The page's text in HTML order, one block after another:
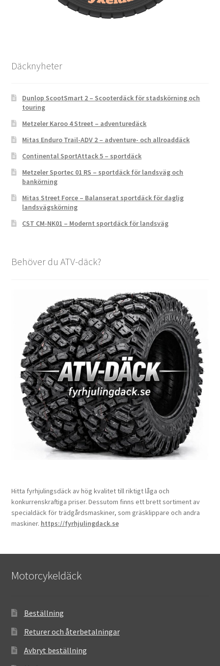
Däcknyheter
Dunlop ScootSmart 2 – Scooterdäck för stadskörning och
touring
Metzeler Karoo 4 Street – adventuredäck
Mitas Enduro Trail-ADV 2 – adventure- och allroaddäck
Continental SportAttack 5 – sportdäck
Metzeler Sportec 01 RS – sportdäck för landsväg och
bankörning
Mitas Street Force – Balanserat sportdäck för daglig
landsvägskörning
CST CM-NK01 – Modernt sportdäck för landsväg
Behöver du ATV-däck?
Hitta fyrhjulingsdäck av hög kvalitet till riktigt låga och
konkurrenskraftiga priser. Dessutom finns ett brett sortiment av
specialdäck för trädgårdsmaskiner, som gräsklippare och andra
maskiner. https://fyrhjulingdack.se
Motorcykeldäck
Beställning
Returer och återbetalningar
Avbryt beställning